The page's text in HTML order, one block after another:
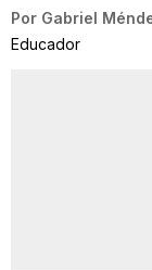
Por Gabriel
Educador